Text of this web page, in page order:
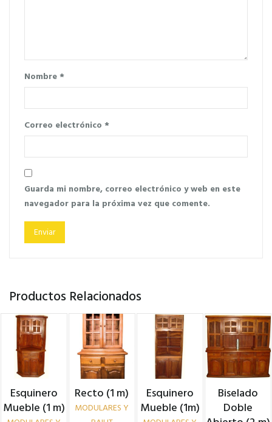
Nombre*
Correo electrónico *
Guarda mi nombre, correo electrónico y web en este
navegador para la próxima vez que comente.
Productos Relacionados
Esquinero
Mueble (1 m)
Recto (1 m)
MODULARES Y
Esquinero
Mueble (1m)
Biselado
Doble